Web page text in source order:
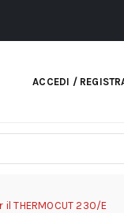
ACCEDI /
THERMOCUT 230/E